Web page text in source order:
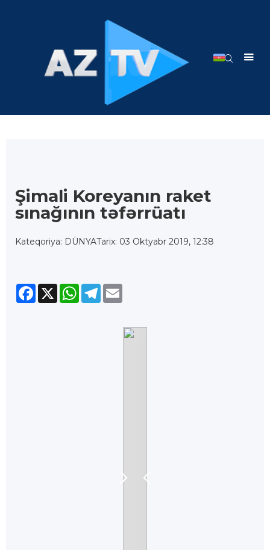
Şimali Koreyanın raket
sınağının təfərrüatı
Kateqoriya: DÜNYATarix: 03 Oktyabr 2019, 12:38
Facebook
X WhatsApp
Telegram